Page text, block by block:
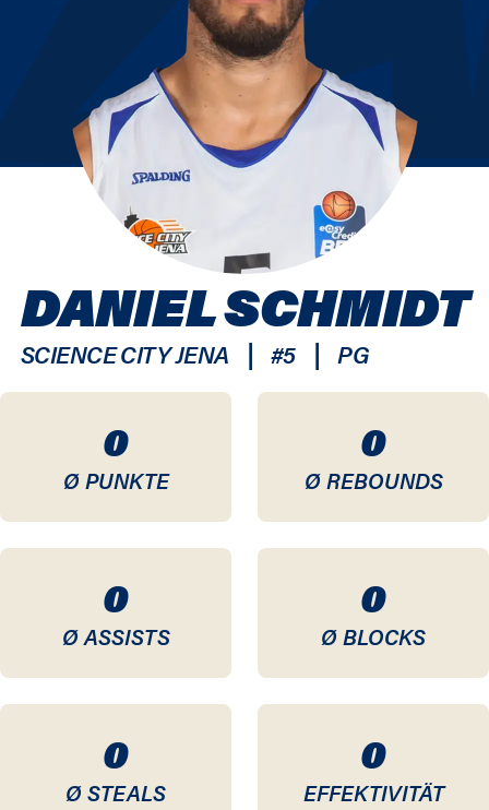
0
Ø PUNKTE
0
Ø REBOUNDS
0
Ø ASSISTS
0
Ø BLOCKS
0
Ø STEALS
0
EFFEKTIVITÄT
DANIEL SCHMIDT
SCIENCE CITY JENA | #5 | PG